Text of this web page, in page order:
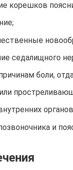
корешков
седалищного
боли,
и